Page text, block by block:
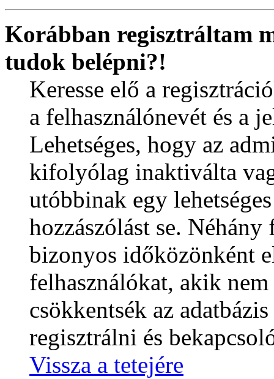
Korábban regisztráltam
tudok belépni?!
Keresse elő a
a felhasználónevét és a
Lehetséges, hogy az
kifolyólag inaktiválta
utóbbinak egy
hozzászólást se.
bizonyos időközönként
felhasználókat, akik
csökkentsék az
regisztrálni és
Vissza a tetejére